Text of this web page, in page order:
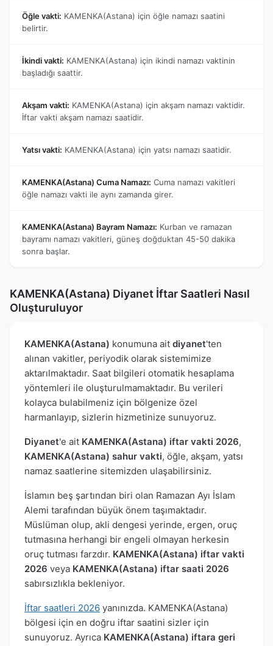
Öğle vakti: KAMENKA(Astana) için öğle namazı saatini
belirtir.
İkindi vakti: KAMENKA(Astana) için ikindi namazı vaktinin
başladığı saattir.
Akşam vakti: KAMENKA(Astana) için akşam namazı vaktidir.
İftar vakti akşam namazı saatidir.
Yatsı vakti: KAMENKA(Astana) için yatsı namazı saatidir.
KAMENKA(Astana) Cuma Namazı: Cuma namazı vakitleri
öğle namazı vakti ile aynı zamanda girer.
KAMENKA(Astana) Bayram Namazı: Kurban ve ramazan
bayramı namazı vakitleri, güneş doğduktan 45-50 dakika
sonra başlar.
KAMENKA(Astana) Diyanet İftar Saatleri Nasıl
Oluşturuluyor
KAMENKA(Astana) konumuna ait diyanet'ten
alınan vakitler, periyodik olarak sistemimize
aktarılmaktadır. Saat bilgileri otomatik hesaplama
yöntemleri ile oluşturulmamaktadır. Bu verileri
kolayca bulabilmeniz için bölgenize özel
harmanlayıp, sizlerin hizmetinize sunuyoruz.
Diyanet'e ait KAMENKA(Astana) iftar vakti 2026,
KAMENKA(Astana) sahur vakti, öğle, akşam, yatsı
namaz saatlerine sitemizden ulaşabilirsiniz.
İslamın beş şartından biri olan Ramazan Ayı İslam
Alemi tarafından büyük önem taşımaktadır.
Müslüman olup, akli dengesi yerinde, ergen, oruç
tutmasına herhangi bir engeli olmayan herkesin
oruç tutması farzdır. KAMENKA(Astana) iftar vakti
2026 veya KAMENKA(Astana) iftar saati 2026
sabırsızlıkla bekleniyor.
İftar saatleri 2026 yanınızda. KAMENKA(Astana)
bölgesi için en doğru iftar saatini sizler için
sunuyoruz. Ayrıca KAMENKA(Astana) iftara geri